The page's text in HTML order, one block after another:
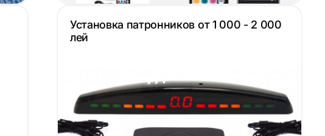
Установка патронников от 1 000 - 2 000
лей